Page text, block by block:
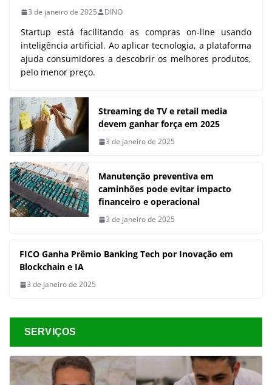
3 de janeiro de 2025 DINO
Startup está facilitando as compras on-line usando
inteligência artificial. Ao aplicar tecnologia, a plataforma
ajuda consumidores a descobrir os melhores produtos,
pelo menor preço.
Streaming de TV e retail media
devem ganhar força em 2025
3 de janeiro de 2025
Manutenção preventiva em
caminhões pode evitar impacto
financeiro e operacional
3 de janeiro de 2025
FICO Ganha Prêmio Banking Tech por Inovação em
Blockchain e IA
3 de janeiro de 2025
SERVIÇOS